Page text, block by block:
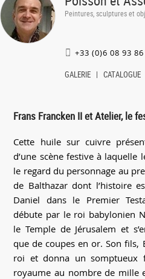
Peintures, sculptures et
+33 (0)6 08 93
GALERIE CATALOGUE
Frans Francken II et Atelier, le
Cette huile sur cuivre
d’une scène festive à laquelle
le regard du personnage au
de Balthazar dont l’histoire
Daniel dans le Premier
débute par le roi babylonien
le Temple de Jérusalem et
que de coupes en or. Son
roi et donna un somptueux
royaume au nombre de mille